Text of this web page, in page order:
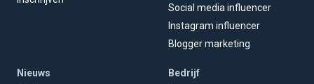
Social media influencer
Instagram influencer
Blogger marketing
Nieuws
Bedrijf